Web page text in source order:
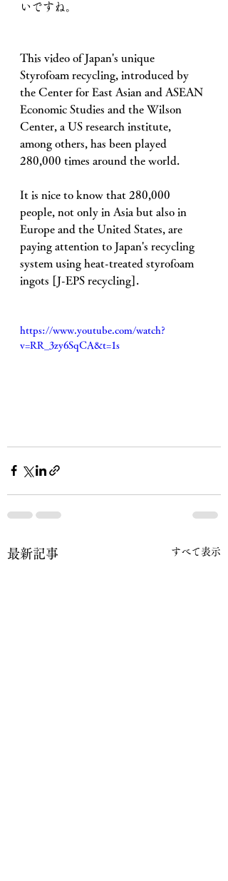
いですね。
This video of Japan's unique
Styrofoam recycling, introduced by
the Center for East Asian and ASEAN
Economic Studies and the Wilson
Center, a US research institute,
among others, has been played
280,000 times around the world.
It is nice to know that 280,000
people, not only in Asia but also in
Europe and the United States, are
paying attention to Japan's recycling
system using heat-treated styrofoam
ingots [J-EPS recycling].
https://www.youtube.com/watch?
v=RR_3zy6SqCA&t=1s
最新記事 すべて表示